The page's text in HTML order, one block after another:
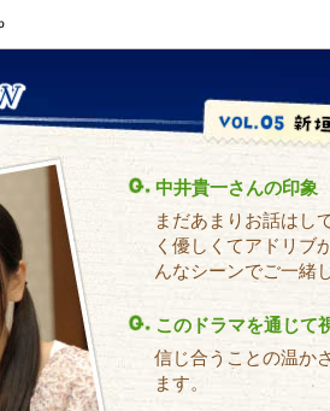
中井貴一さんの印象
まだあまりお話はし
く優しくてアドリブ
んなシーンでご一緒
このドラマを通じて
信じ合うことの温か
ます。